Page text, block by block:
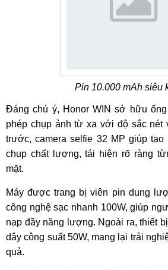
Pin 10.000 mAh siêu
Đáng chú ý, Honor WIN sở hữu
phép chụp ảnh từ xa với độ sắc nét
trước, camera selfie 32 MP giúp
chụp chất lượng, tái hiện rõ ràng
mặt.
Máy được trang bị viên pin dung
công nghệ sạc nhanh 100W, giúp
nạp đầy năng lượng. Ngoài ra, thiết
dây công suất 50W, mang lại trải
quả.